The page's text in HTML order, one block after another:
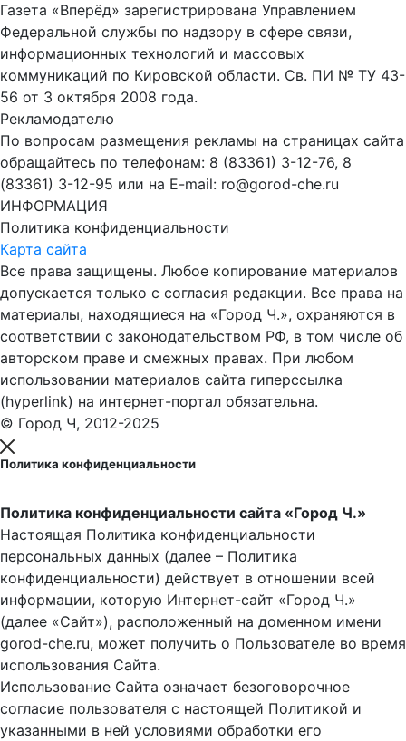
Газета «Вперёд» зарегистрирована Управлением
Федеральной службы по надзору в сфере связи,
информационных технологий и массовых
коммуникаций по Кировской области. Св. ПИ № ТУ 43-
56 от 3 октября 2008 года.
Рекламодателю
По вопросам размещения рекламы на страницах сайта
обращайтесь по телефонам: 8 (83361) 3-12-76, 8
(83361) 3-12-95 или на E-mail: ro@gorod-che.ru
ИНФОРМАЦИЯ
Политика конфиденциальности
Карта сайта
Все права защищены. Любое копирование материалов
допускается только с согласия редакции. Все права на
материалы, находящиеся на «Город Ч.», охраняются в
соответствии с законодательством РФ, в том числе об
авторском праве и смежных правах. При любом
использовании материалов сайта гиперссылка
(hyperlink) на интернет-портал обязательна.
© Город Ч, 2012-2025
Политика конфиденциальности
Политика конфиденциальности сайта «Город Ч.»
Настоящая Политика конфиденциальности
персональных данных (далее – Политика
конфиденциальности) действует в отношении всей
информации, которую Интернет-сайт «Город Ч.»
(далее «Сайт»), расположенный на доменном имени
gorod-che.ru, может получить о Пользователе во время
использования Cайта.
Использование Сайта означает безоговорочное
согласие пользователя с настоящей Политикой и
указанными в ней условиями обработки его